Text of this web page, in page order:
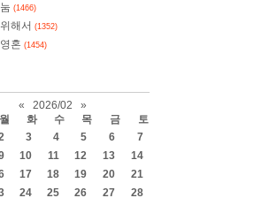
(1466)
해서 (1352)
혼 (1454)
« 2026/02
»
월 화 수 목 금
토
3 4 5 6
7
10 11 12 13
14
17 18 19 20
21
24 25 26 27 28